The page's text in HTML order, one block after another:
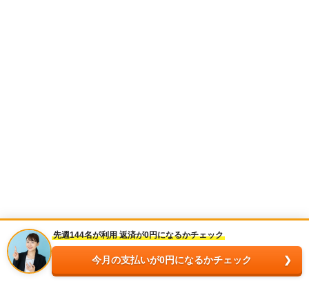
先週144名が利用 返済が0円になるかチェック
今月の支払いが0円になるかチェック